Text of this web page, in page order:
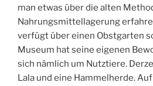
man etwas über die alten
Nahrungsmittellagerung
verfügt über einen Obstgarten
Museum hat seine eigenen
sich nämlich um Nutztiere.
Lala und eine Hammelherde.